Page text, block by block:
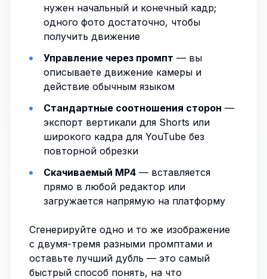
нужен начальный и конечный кадр;
одного фото достаточно, чтобы
получить движение
Управление через промпт — вы
описываете движение камеры и
действие обычным языком
Стандартные соотношения сторон —
экспорт вертикали для Shorts или
широкого кадра для YouTube без
повторной обрезки
Скачиваемый MP4 — вставляется
прямо в любой редактор или
загружается напрямую на платформу
Сгенерируйте одно и то же изображение
с двумя-тремя разными промптами и
оставьте лучший дубль — это самый
быстрый способ понять, на что